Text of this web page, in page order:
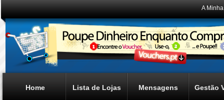
A
Home Lista de Lojas Mensagens Gestão